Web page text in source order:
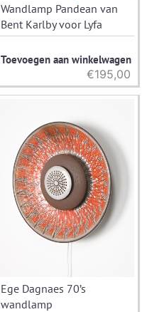
Wandlamp Pandean van
Bent Karlby voor Lyfa
Toevoegen aan winkelwagen
€195,00
Ege Dagnaes 70’s
wandlamp